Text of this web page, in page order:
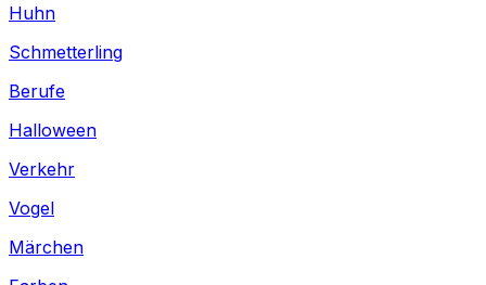
Huhn
Schmetterling
Berufe
Halloween
Verkehr
Vogel
Märchen